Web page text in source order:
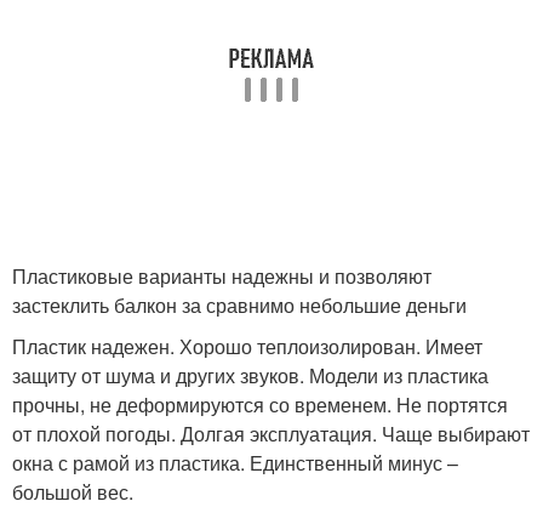
Пластиковые варианты надежны и позволяют
застеклить балкон за сравнимо небольшие деньги
Пластик надежен. Хорошо теплоизолирован. Имеет
защиту от шума и других звуков. Модели из пластика
прочны, не деформируются со временем. Не портятся
от плохой погоды. Долгая эксплуатация. Чаще выбирают
окна с рамой из пластика. Единственный минус –
большой вес.